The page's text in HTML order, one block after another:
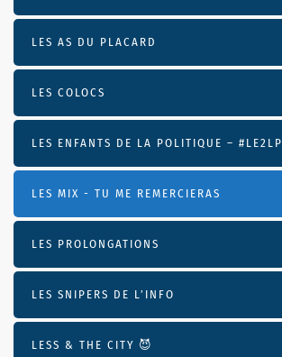
LES AS DU PLACARD
LES COLOCS
LES ENFANTS DE LA POLITIQUE – #LE2LP
LES MIX - TU ME REMERCIERAS
LES PROLONGATIONS
LES SNIPERS DE L’INFO
LESS & THE CITY 😈